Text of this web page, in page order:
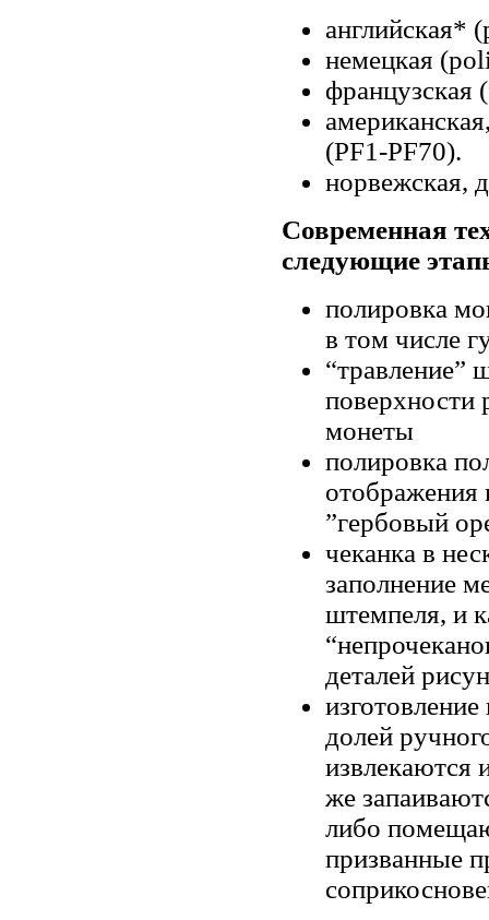
английская*
немецкая
французская
(PF1-PF70).
норвежская,
Современная
следующие
полировка
в том числе
“травление”
поверхности
монеты
полировка
отображения
”гербовый
чеканка в
заполнение
штемпеля, и
деталей
долей
извлекаются
же
либо
призванные